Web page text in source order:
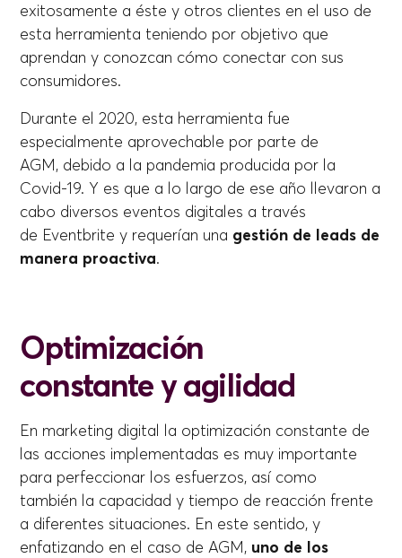
exitosamente a éste y otros clientes en el uso de
esta herramienta teniendo por objetivo que
aprendan y conozcan cómo conectar con sus
consumidores.
Durante el 2020, esta herramienta fue
especialmente aprovechable por parte de
AGM, debido a la pandemia producida por la
Covid-19. Y es que a lo largo de ese año llevaron a
cabo diversos eventos digitales a través
de Eventbrite y requerían una gestión de leads de
manera proactiva.
Optimización
constante y agilidad
En marketing digital la optimización constante de
las acciones implementadas es muy importante
para perfeccionar los esfuerzos, así como
también la capacidad y tiempo de reacción frente
a diferentes situaciones. En este sentido, y
enfatizando en el caso de AGM, uno de los